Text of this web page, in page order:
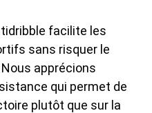
facilite les
sans risquer le
apprécions
qui permet de
plutôt que sur la